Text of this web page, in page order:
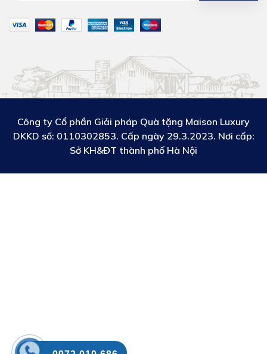
Công ty Cổ phần Giải pháp Quà tặng Maison Luxury
DKKD số: 0110302853. Cấp ngày 29.3.2023. Nơi cấp:
Sở KH&ĐT thành phố Hà Nội